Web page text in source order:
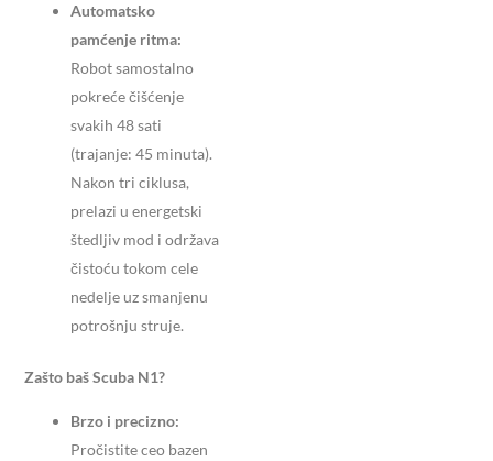
Automatsko
pamćenje ritma:
Robot samostalno
pokreće čišćenje
svakih 48 sati
(trajanje: 45 minuta).
Nakon tri ciklusa,
prelazi u energetski
štedljiv mod i održava
čistoću tokom cele
nedelje uz smanjenu
potrošnju struje.
Zašto baš Scuba N1?
Brzo i precizno:
Pročistite ceo bazen